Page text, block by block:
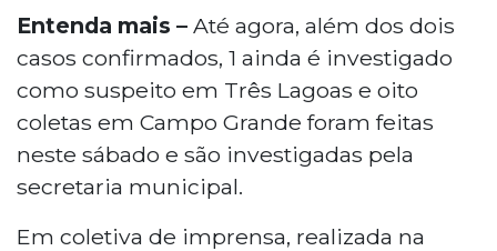
Entenda mais – Até agora, além dos dois
casos confirmados, 1 ainda é investigado
como suspeito em Três Lagoas e oito
coletas em Campo Grande foram feitas
neste sábado e são investigadas pela
secretaria municipal.
Em coletiva de imprensa, realizada na